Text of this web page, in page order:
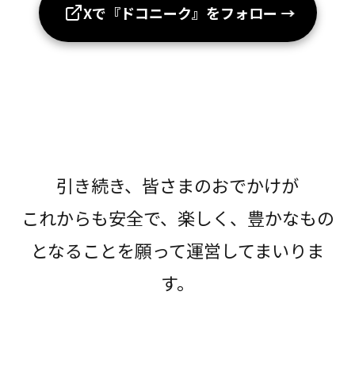
Xで『ドコニーク』をフォロー →
引き続き、皆さまのおでかけが
これからも安全で、楽しく、豊かなもの
となることを願って運営してまいりま
す。